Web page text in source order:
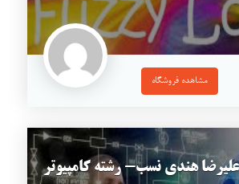
مشاهده فروشگاه
هندی نسب- رشته کامپیوتر